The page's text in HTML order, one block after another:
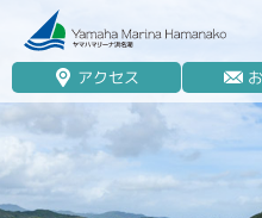
アクセス
マリーナ案内
船舶免許